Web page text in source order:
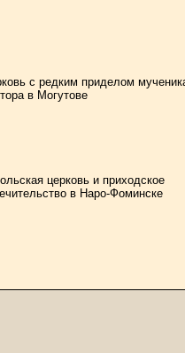
с редким приделом
в Могутове
церковь и приходское
в Наро-Фоминске